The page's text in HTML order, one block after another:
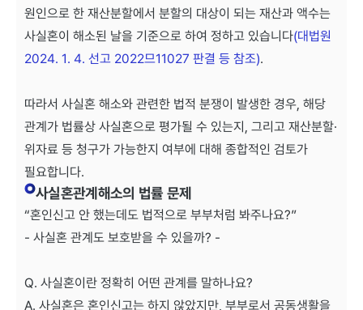
원인으로 한 재산분할에서 분할의 대상이 되는 재산과 액수는
사실혼이 해소된 날을 기준으로 하여 정하고 있습니다(대법원
2024. 1. 4. 선고 2022므11027 판결 등 참조).
따라서 사실혼 해소와 관련한 법적 분쟁이 발생한 경우, 해당
관계가 법률상 사실혼으로 평가될 수 있는지, 그리고 재산분할·
위자료 등 청구가 가능한지 여부에 대해 종합적인 검토가
필요합니다.
사실혼관계해소의 법률 문제
“혼인신고 안 했는데도 법적으로 부부처럼 봐주나요?”
- 사실혼 관계도 보호받을 수 있을까? -
Q. 사실혼이란 정확히 어떤 관계를 말하나요?
A. 사실혼은 혼인신고는 하지 않았지만, 부부로서 공동생활을